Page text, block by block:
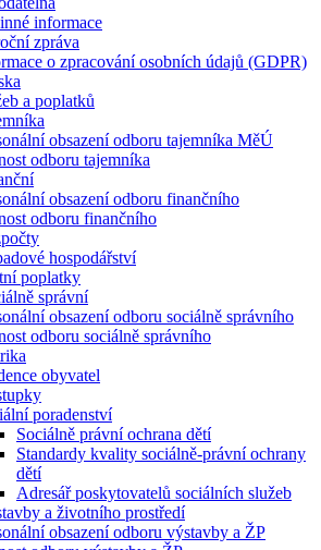
informace
zpráva
o zpracování osobních údajů (GDPR)
a poplatků
obsazení odboru tajemníka MěÚ
odboru tajemníka
obsazení odboru finančního
odboru finančního
hospodářství
poplatky
správní
obsazení odboru sociálně správního
odboru sociálně správního
obyvatel
poradenství
Sociálně právní ochrana dětí
Standardy kvality sociálně-právní ochrany
dětí
Adresář poskytovatelů sociálních služeb
a životního prostředí
obsazení odboru výstavby a ŽP